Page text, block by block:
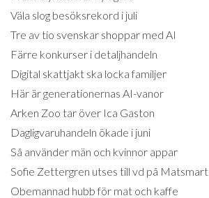
Väla slog besöksrekord i juli
Tre av tio svenskar shoppar med AI
Färre konkurser i detaljhandeln
Digital skattjakt ska locka familjer
Här är generationernas AI-vanor
Arken Zoo tar över Ica Gaston
Dagligvaruhandeln ökade i juni
Så använder män och kvinnor appar
Sofie Zettergren utses till vd på Matsmart
Obemannad hubb för mat och kaffe